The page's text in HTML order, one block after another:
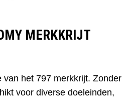
MERKKRIJT
van het 797 merkkrijt. Zonder
voor diverse doeleinden,